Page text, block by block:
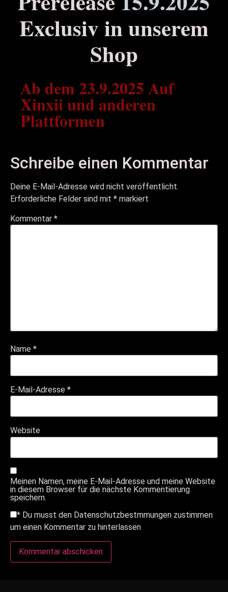
Exclusiv in unserem
Shop
Ab dem 23.9.2025 Auf
Xinxii und anderen
Plattformen
Schreibe einen Kommentar
Deine E-Mail-Adresse wird nicht veröffentlicht.
Erforderliche Felder sind mit * markiert
Kommentar *
Name *
E-Mail-Adresse *
Website
Meinen Namen, meine E-Mail-Adresse und meine Website
in diesem Browser für die nächste Kommentierung
speichern.
* Du musst den Datenschutzbestmmungen zustimmen
um einen Kommentar zu hinterlassen